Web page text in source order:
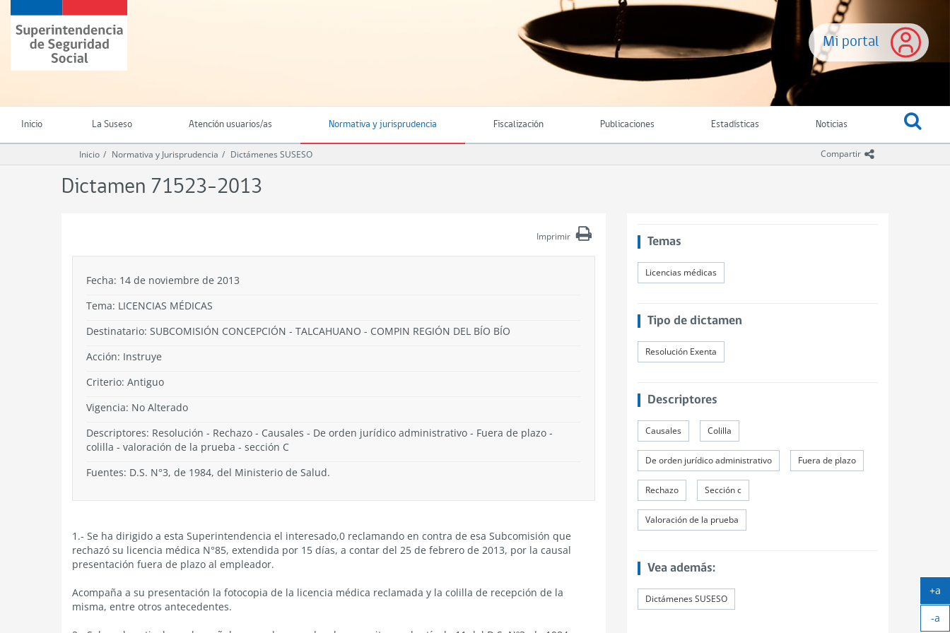
contenido
principal
Mi portal
Superintendencia
de
Seguridad
(SUSESO)
Chile
Inicio La Suseso Atención usuarios/as Normativa y jurisprudencia Fiscalización Publicaciones Estadísticas Noticias
Compartir icono compartir
Inicio Normativa y Jurisprudencia Dictámenes SUSESO
Dictamen 71523-2013
Imprimir
Fecha: 14 de noviembre de 2013
Tema: LICENCIAS MÉDICAS
Destinatario: SUBCOMISIÓN CONCEPCIÓN - TALCAHUANO - COMPIN REGIÓN DEL BÍO BÍO
Acción: Instruye
Criterio: Antiguo
Vigencia: No Alterado
Descriptores: Resolución - Rechazo - Causales - De orden jurídico administrativo - Fuera de plazo -
colilla - valoración de la prueba - sección C
Fuentes: D.S. N°3, de 1984, del Ministerio de Salud.
1.- Se ha dirigido a esta Superintendencia el interesado,0 reclamando en contra de esa Subcomisión que
rechazó su licencia médica N°85, extendida por 15 días, a contar del 25 de febrero de 2013, por la causal
presentación fuera de plazo al empleador.
Acompaña a su presentación la fotocopia de la licencia médica reclamada y la colilla de recepción de la
misma, entre otros antecedentes.
Temas
Licencias médicas
Tipo de dictamen
Resolución Exenta
Descriptores
Causales Colilla
De orden jurídico administrativo Fuera de plazo
Rechazo Sección c
Valoración de la prueba
Vea además:
Dictámenes SUSESO
+a
-a